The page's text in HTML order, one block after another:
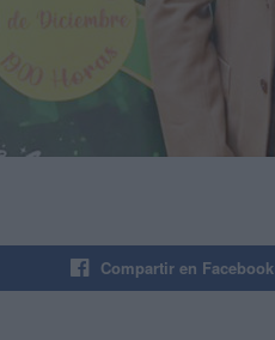
Compartir en Facebook